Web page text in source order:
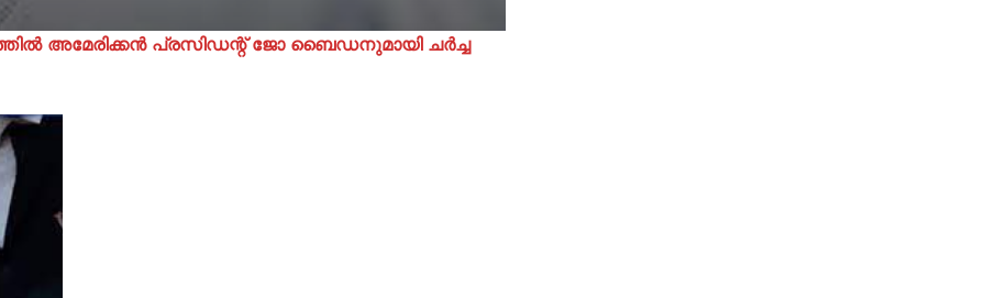
അമേരിക്കൻ പ്രസിഡന്റ് ജോ ബൈഡനുമായി ചർച്ച